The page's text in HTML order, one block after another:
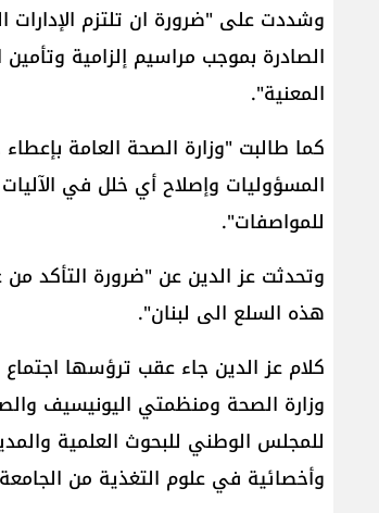
وشددت على "ضرورة ان تلتزم الإدارات
الصادرة بموجب مراسيم إلزامية وتأمين
المعنية".
كما طالبت "وزارة الصحة العامة
المسؤوليات وإصلاح أي خلل في
للمواصفات".
وتحدثت عز الدين عن "ضرورة التأكد
هذه السلع الى لبنان".
كلام عز الدين جاء عقب ترؤسها
وزارة الصحة ومنظمتي اليونيسيف
للمجلس الوطني للبحوث العلمية
وأخصائية في علوم التغذية من